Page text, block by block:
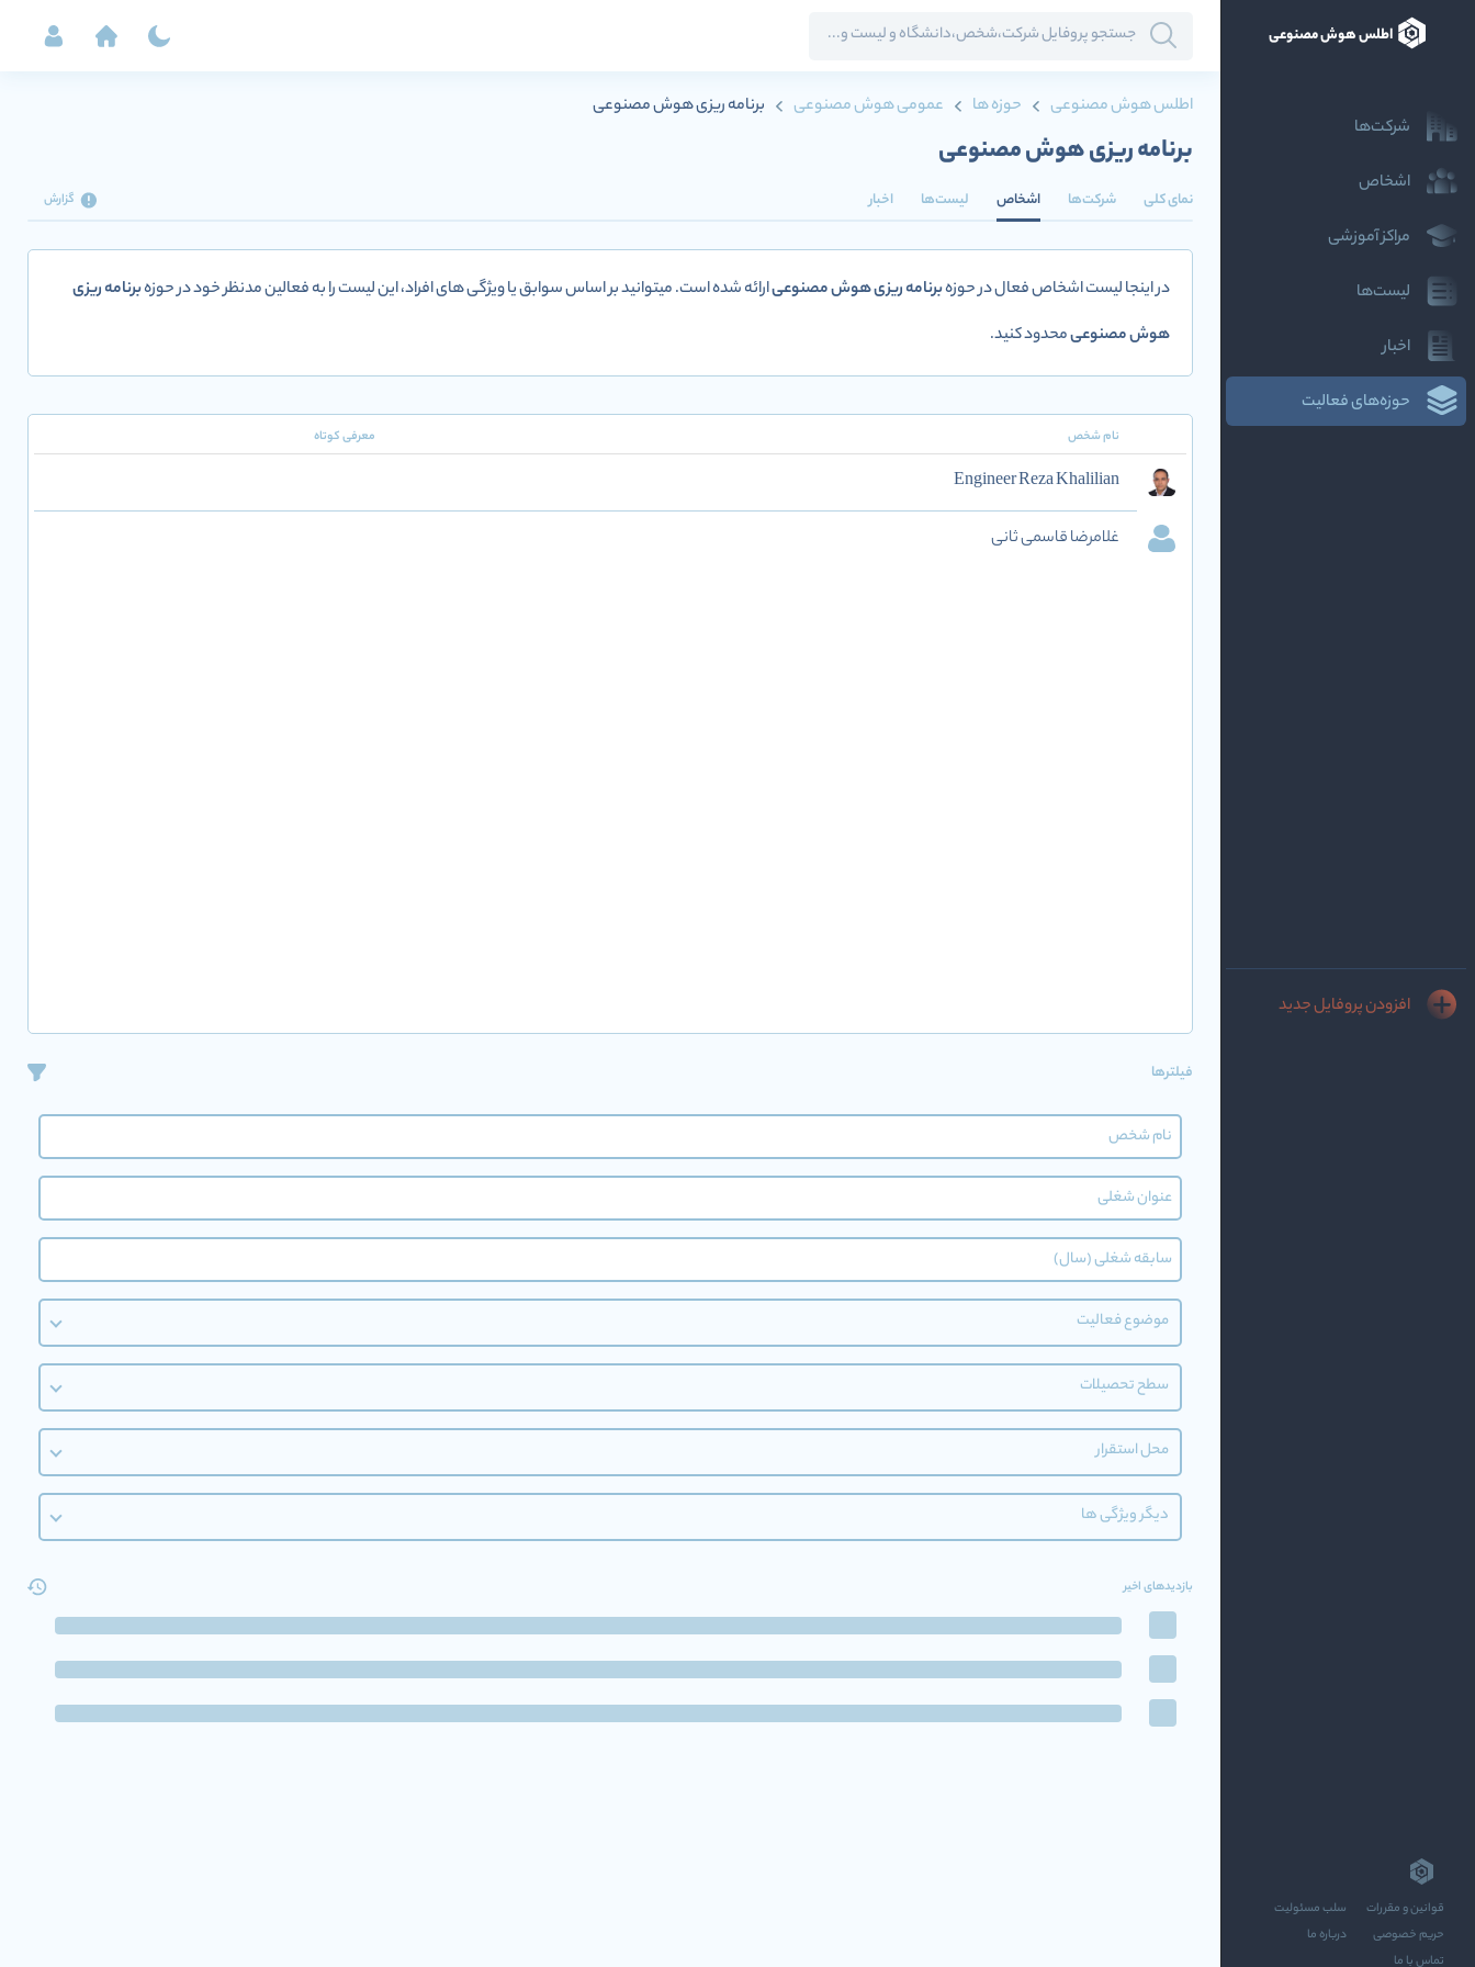
اطلس هوش مصنوعی
شرکت‌ها
اشخاص
مراکز آموزشی
لیست‌ها
اخبار
حوزه‌های فعالیت
افزودن پروفایل جدید
قوانین و مقررات
سلب مسئولیت
حریم خصوصی
درباره ما
تماس با ما
اطلس هوش مصنوعی حوزه ها عمومی هوش مصنوعی برنامه ریزی هوش مصنوعی
برنامه ریزی هوش مصنوعی
نمای کلی شرکت‌ها اشخاص لیست‌ها اخبار گزارش
در اینجا لیست اشخاص فعال در حوزهبرنامه ریزی هوش مصنوعیارائه شده است. میتوانید بر اساس سوابق یا ویژگی های افراد، این لیست را به فعالین مدنظر خود در حوزهبرنامه ریزی
هوش مصنوعیمحدود کنید.
نام شخص معرفی کوتاه
Engineer Reza Khalilian
غلامرضا قاسمی ثانی
فیلترها
موضوع فعالیت
سطح تحصیلات
محل استقرار
دیگر ویژگی ها
بازدیدهای اخیر